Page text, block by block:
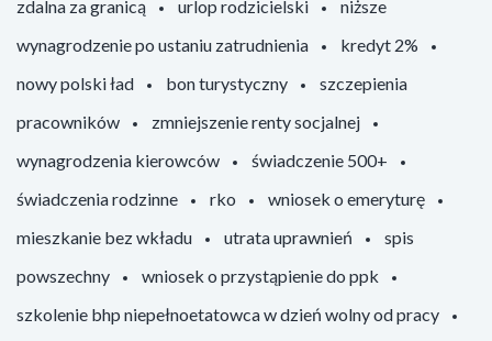
zdalna za granicą
urlop rodzicielski
niższe
wynagrodzenie po ustaniu zatrudnienia
kredyt 2%
nowy polski ład
bon turystyczny
szczepienia
pracowników
zmniejszenie renty socjalnej
wynagrodzenia kierowców
świadczenie 500+
świadczenia rodzinne
rko
wniosek o emeryturę
mieszkanie bez wkładu
utrata uprawnień
spis
powszechny
wniosek o przystąpienie do ppk
szkolenie bhp niepełnoetatowca w dzień wolny od pracy